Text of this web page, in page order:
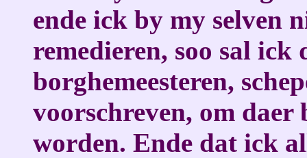
ende ick by my selven
remedieren, soo sal ick
borghemeesteren,
voorschreven, om daer
worden. Ende dat ick